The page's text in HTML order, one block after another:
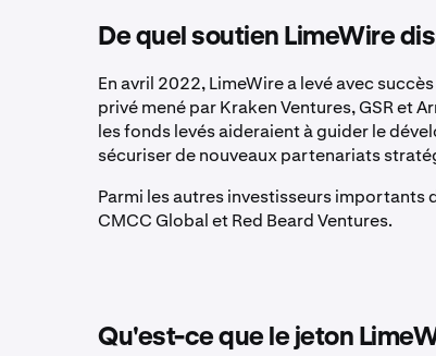
De quel soutien LimeWire
En avril 2022, LimeWire a levé avec succès
privé mené par Kraken Ventures, GSR et
les fonds levés aideraient à guider le
sécuriser de nouveaux partenariats
Parmi les autres investisseurs
CMCC Global et Red Beard Ventures.
Qu'est-ce que le jeton